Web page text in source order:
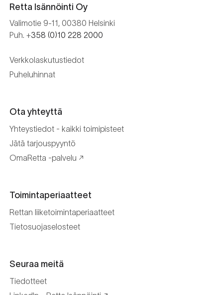
Retta Isännöinti Oy
Valimotie 9-11, 00380 Helsinki
Puh. +358 (0)10 228 2000
Verkkolaskutustiedot
Puheluhinnat
Ota yhteyttä
Yhteystiedot - kaikki toimipisteet
Jätä tarjouspyyntö
OmaRetta -palvelu
Toimintaperiaatteet
Rettan liiketoimintaperiaatteet
Tietosuojaselosteet
Seuraa meitä
Tiedotteet